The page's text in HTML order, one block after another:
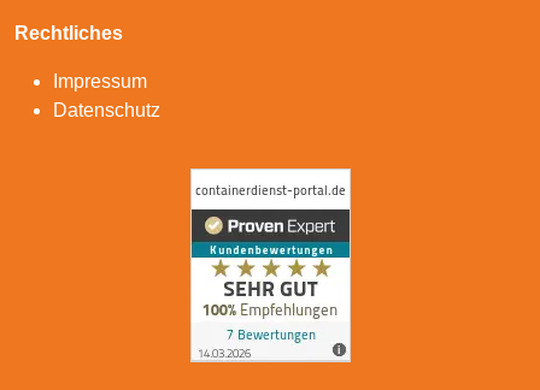
Rechtliches
Impressum
Datenschutz